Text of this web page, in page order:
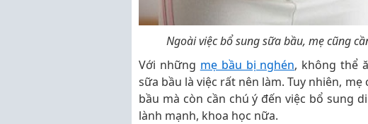
Ngoài việc bổ sung sữa bầu, mẹ cũng
Với những mẹ bầu bị nghén, không thể
sữa bầu là việc rất nên làm. Tuy nhiên,
bầu mà còn cần chú ý đến việc bổ sung
lành mạnh, khoa học nữa.